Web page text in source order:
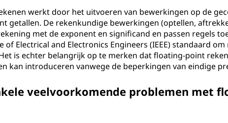
werkt door het uitvoeren van bewerkingen op de
getallen. De rekenkundige bewerkingen (optellen,
met de exponent en significand en passen regels
of Electrical and Electronics Engineers (IEEE) standaard
is echter belangrijk op te merken dat floating-point
kan introduceren vanwege de beperkingen van eindige
veelvoorkomende problemen met